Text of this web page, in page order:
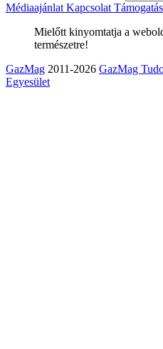
Médiaajánlat Kapcsolat Támogatás
Mielőtt kinyomtatja a
természetre!
GazMag 2011-2026 GazMag
Egyesület